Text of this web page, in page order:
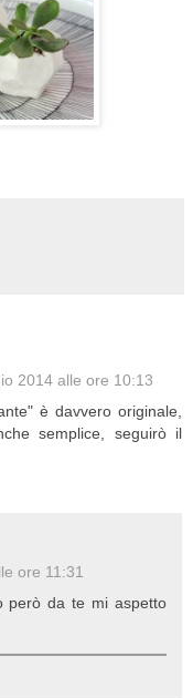
2014 alle ore 10:13
è davvero originale,
semplice, seguirò il
ore 11:31
però da te mi aspetto